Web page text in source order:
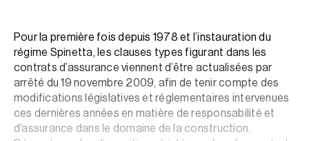
Pour la première fois depuis 1978 et l’instauration du
régime Spinetta, les clauses types figurant dans les
contrats d’assurance viennent d’être actualisées par
arrêté du 19 novembre 2009, afin de tenir compte des
modifications législatives et réglementaires intervenues
ces dernières années en matière de responsabilité et
d’assurance dans le domaine de la construction.